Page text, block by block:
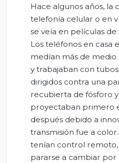
Hace algunos años, la
telefonía celular o en
se veía en películas
Los teléfonos en casa
medían más de
y trabajaban con
dirigidos contra una
recubierta de fósforo
proyectaban primero
después debido a
transmisión fue a
tenían control
pararse a cambiar